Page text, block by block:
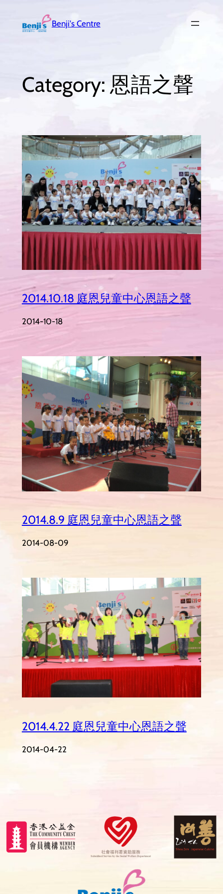
Benji's Centre
Category: 恩語之聲
2014.10.18 庭恩兒童中心恩語之聲
2014-10-18
2014.8.9 庭恩兒童中心恩語之聲
2014-08-09
2014.4.22 庭恩兒童中心恩語之聲
2014-04-22